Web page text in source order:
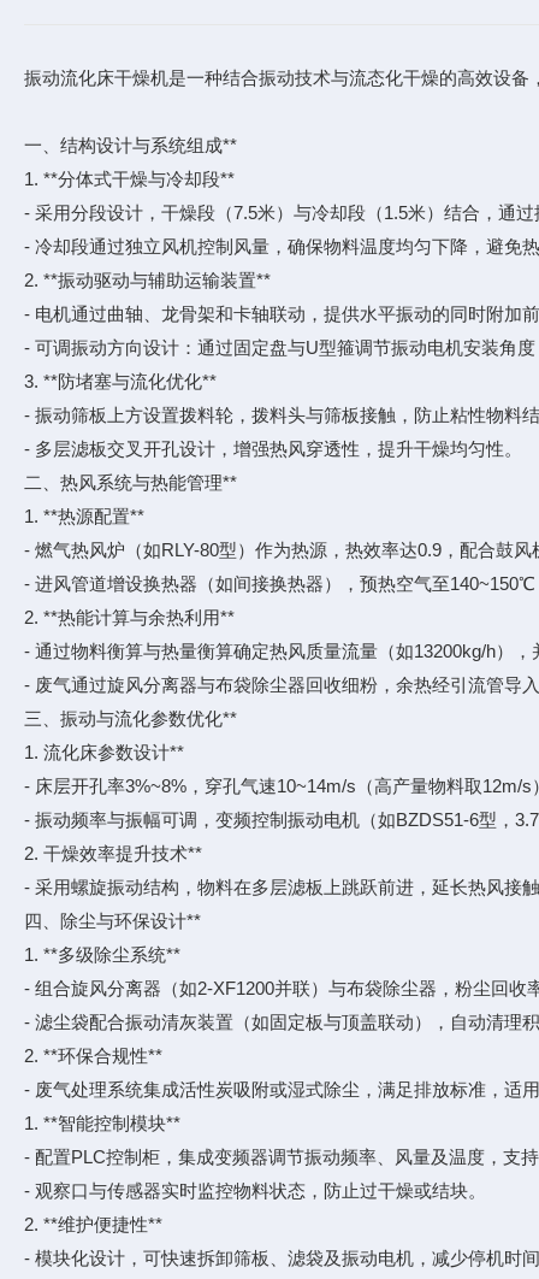
振动流化床干燥机是一种结合振动技术与流态化干燥的高效设
一、结构设计与系统组成**
1. **分体式干燥与冷却段**
- 采用分段设计，干燥段（7.5米）与冷却段（1.5米）结合，通
- 冷却段通过独立风机控制风量，确保物料温度均匀下降，避免
2. **振动驱动与辅助运输装置**
- 电机通过曲轴、龙骨架和卡轴联动，提供水平振动的同时附加
- 可调振动方向设计：通过固定盘与U型箍调节振动电机安装角
3. **防堵塞与流化优化**
- 振动筛板上方设置拨料轮，拨料头与筛板接触，防止粘性物料
- 多层滤板交叉开孔设计，增强热风穿透性，提升干燥均匀性。
二、热风系统与热能管理**
1. **热源配置**
- 燃气热风炉（如RLY-80型）作为热源，热效率达0.9，配合鼓
- 进风管道增设换热器（如间接换热器），预热空气至
2. **热能计算与余热利用**
- 通过物料衡算与热量衡算确定热风质量流量（如13200kg/h）
- 废气通过旋风分离器与布袋除尘器回收细粉，余热经引流管导
三、振动与流化参数优化**
1. 流化床参数设计**
- 床层开孔率3%~8%，穿孔气速10~14m/s（高产量物料取12m/
- 振动频率与振幅可调，变频控制振动电机（如BZDS51-6型，
2. 干燥效率提升技术**
- 采用螺旋振动结构，物料在多层滤板上跳跃前进，延长热风接
四、除尘与环保设计**
1. **多级除尘系统**
- 组合旋风分离器（如2-XF1200并联）与布袋除尘器，粉尘回收
- 滤尘袋配合振动清灰装置（如固定板与顶盖联动），自动清理
2. **环保合规性**
- 废气处理系统集成活性炭吸附或湿式除尘，满足排放标准，适
1. **智能控制模块**
- 配置PLC控制柜，集成变频器调节振动频率、风量及温度，支
- 观察口与传感器实时监控物料状态，防止过干燥或结块。
2. **维护便捷性**
- 模块化设计，可快速拆卸筛板、滤袋及振动电机，减少停机时